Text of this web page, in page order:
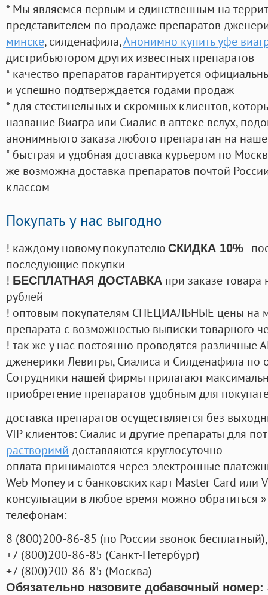
* Мы являемся первым и единственным на
представителем по продаже препаратов
минске, силденафила,Анонимно купить уфе
дистрибьютором других известных препаратов
* качество препаратов гарантируется
и успешно подтверждается годами продаж
* для стестинельных и скромных клиентов,
название Виагра или Сиалис в аптеке вслух,
анонимныого заказа любого препаратан на
* быстрая и удобная доставка курьером по
же возможна доставка препаратов почтой
классом
Покупать у нас выгодно
! каждому новому покупателю СКИДКА 10%-
последующие покупки
! БЕСПЛАТНАЯ ДОСТАВКА при заказе
рублей
! оптовым покупателям СПЕЦИАЛЬНЫЕ цены на
препарата с возможностью выписки товарного
! так же у нас постоянно проводятся
дженерики Левитры, Сиалиса и Силденафила по
Cотрудники нашей фирмы прилагают
приобретение препаратов удобным для
доставка препаратов осуществляется без
VIP клиентов: Сиалис и другие препараты для
растворимй доставляются круглосуточно
оплата принимаются через электронные
Web Money и с банковских карт Master Card или
консультации в любое время можно обратиться
телефонам:
8 (800)200-86-85 (по России звонок бесплатный),
+7 (800)200-86-85 (Санкт-Петербург)
+7 (800)200-86-85 (Москва)
Обязательно назовите добавочный номер: